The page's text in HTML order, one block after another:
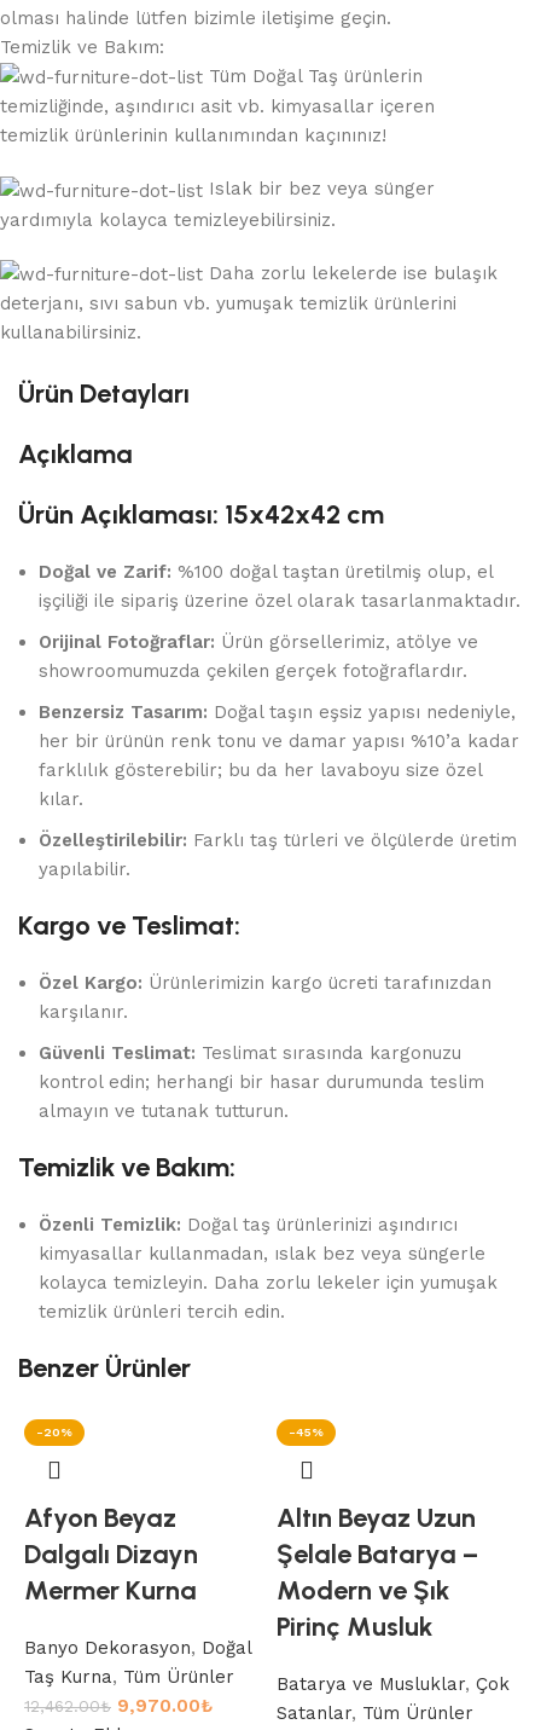
olması halinde lütfen bizimle iletişime geçin.
Temizlik ve Bakım:
Tüm Doğal Taş ürünlerin
temizliğinde, aşındırıcı asit vb. kimyasallar içeren
temizlik ürünlerinin kullanımından kaçınınız!
Islak bir bez veya sünger
yardımıyla kolayca temizleyebilirsiniz.
Daha zorlu lekelerde ise bulaşık
deterjanı, sıvı sabun vb. yumuşak temizlik ürünlerini
kullanabilirsiniz.
Ürün Detayları
Açıklama
Ürün Açıklaması: 15x42x42 cm
Doğal ve Zarif: %100 doğal taştan üretilmiş olup, el
işçiliği ile sipariş üzerine özel olarak tasarlanmaktadır.
Orijinal Fotoğraflar: Ürün görsellerimiz, atölye ve
showroomumuzda çekilen gerçek fotoğraflardır.
Benzersiz Tasarım: Doğal taşın eşsiz yapısı nedeniyle,
her bir ürünün renk tonu ve damar yapısı %10’a kadar
farklılık gösterebilir; bu da her lavaboyu size özel
kılar.
Özelleştirilebilir: Farklı taş türleri ve ölçülerde üretim
yapılabilir.
Kargo ve Teslimat:
Özel Kargo: Ürünlerimizin kargo ücreti tarafınızdan
karşılanır.
Güvenli Teslimat: Teslimat sırasında kargonuzu
kontrol edin; herhangi bir hasar durumunda teslim
almayın ve tutanak tutturun.
Temizlik ve Bakım:
Özenli Temizlik: Doğal taş ürünlerinizi aşındırıcı
kimyasallar kullanmadan, ıslak bez veya süngerle
kolayca temizleyin. Daha zorlu lekeler için yumuşak
temizlik ürünleri tercih edin.
Benzer Ürünler
-20%
Afyon Beyaz
Dalgalı Dizayn
Mermer Kurna
Banyo Dekorasyon, Doğal
Taş Kurna, Tüm Ürünler
12,462.00₺ 9,970.00₺
-45%
Altın Beyaz Uzun
Şelale Batarya –
Modern ve Şık
Pirinç Musluk
Batarya ve Musluklar, Çok
Satanlar, Tüm Ürünler